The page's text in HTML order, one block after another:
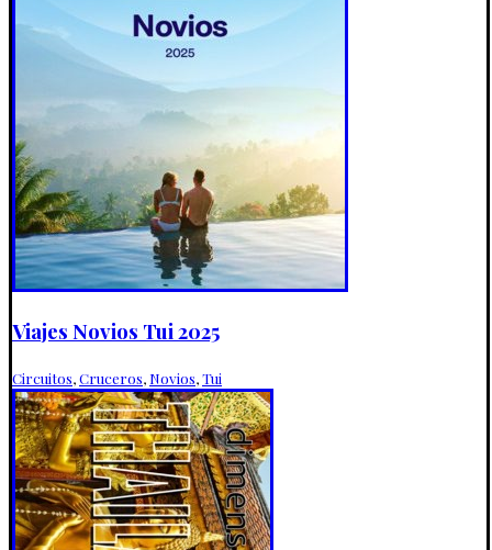
Viajes Novios Tui 2025
Circuitos,Cruceros, Novios,Tui